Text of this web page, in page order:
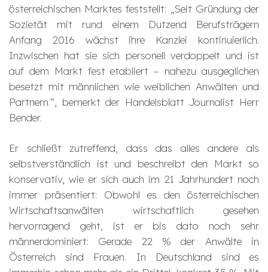
österreichischen Marktes feststellt: „Seit Gründung der
Sozietät mit rund einem Dutzend Berufsträgern
Anfang 2016 wächst ihre Kanzlei kontinuierlich.
Inzwischen hat sie sich personell verdoppelt und ist
auf dem Markt fest etabliert – nahezu ausgeglichen
besetzt mit männlichen wie weiblichen Anwälten und
Partnern.“, bemerkt der Handelsblatt Journalist Herr
Bender.
Er schließt zutreffend, dass das alles andere als
selbstverständlich ist und beschreibt den Markt so
konservativ, wie er sich auch im 21 Jahrhundert noch
immer präsentiert: Obwohl es den österreichischen
Wirtschaftsanwälten wirtschaftlich gesehen
hervorragend geht, ist er bis dato noch sehr
männerdominiert: Gerade 22 % der Anwälte in
Österreich sind Frauen. In Deutschland sind es